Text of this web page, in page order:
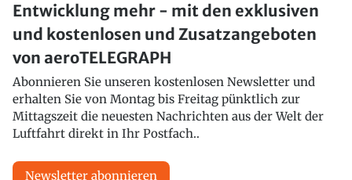
Entwicklung mehr - mit den exklusiven
und kostenlosen und Zusatzangeboten
von aeroTELEGRAPH
Abonnieren Sie unseren kostenlosen Newsletter und
erhalten Sie von Montag bis Freitag pünktlich zur
Mittagszeit die neuesten Nachrichten aus der Welt der
Luftfahrt direkt in Ihr Postfach..
Newsletter abonnieren